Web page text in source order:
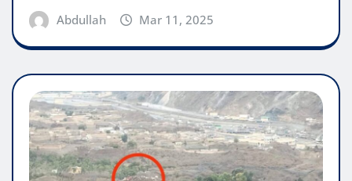
Abdullah Mar 11, 2025